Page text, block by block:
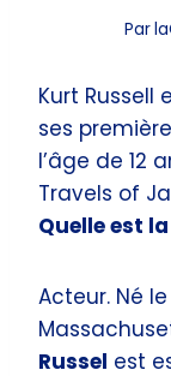
Par
Kurt
ses
l’âge de 12
Travels of
Quelle est
Acteur. Né
Russel est